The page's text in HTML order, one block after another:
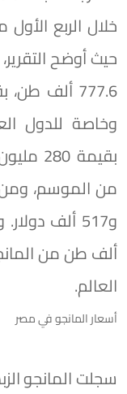
حيث أوضح
وخاصة للدول
العالم.
أسعار المانجو في مصر